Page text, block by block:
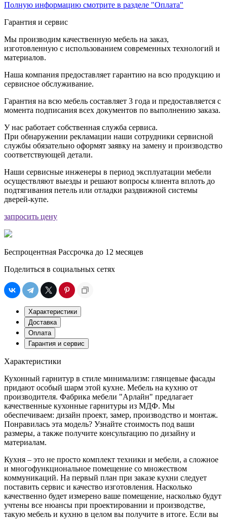
Полную информацию смотрите в разделе "Оплата"
Гарантия и сервис
Мы производим качественную мебель на заказ,
изготовленную с использованием современных технологий и
материалов.
Наша компания предоставляет гарантию на всю продукцию и
сервисное обслуживание.
Гарантия на всю мебель составляет 3 года и предоставляется с
момента подписания всех документов по выполнению заказа.
У нас работает собственная служба сервиса.
При обнаружении рекламации наши сотрудники сервисной
службы обязательно оформят заявку на замену и производство
соответствующей детали.
Наши сервисные инженеры в период эксплуатации мебели
осуществляют выезды и решают вопросы клиента вплоть до
подтягивания петель или отладки раздвижной системы
дверей-купе.
запросить цену
Беспроцентная Рассрочка до 12 месяцев
Поделиться в социальных сетях
Характеристики
Доставка
Оплата
Гарантия и сервис
Характеристики
Кухонный гарнитур в стиле минимализм: глянцевые фасады
придают особый шарм этой кухне. Мебель на кухню от
производителя. Фабрика мебели "Арлайн" предлагает
качественные кухонные гарнитуры из МДФ. Мы
обеспечиваем: дизайн проект, замер, производство и монтаж.
Понравилась эта модель? Узнайте стоимость под ваши
размеры, а также получите консультацию по дизайну и
материалам.
Кухня – это не просто комплект техники и мебели, а сложное
и многофункциональное помещение со множеством
коммуникаций. На первый план при заказе кухни следует
поставить сервис и качество изготовления. Насколько
качественно будет измерено ваше помещение, насколько будут
учтены все нюансы при проектировании и производстве,
такую мебель и кухню в целом вы получите в итоге. Если вы